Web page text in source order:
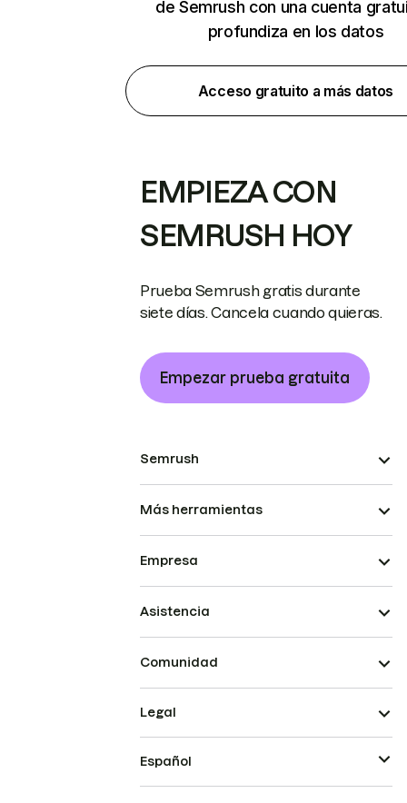
de Semrush con una cuenta
profundiza en los datos
Acceso gratuito a más datos
EMPIEZA CON
SEMRUSH HOY
Prueba Semrush gratis durante
siete días. Cancela cuando quieras.
Empezar prueba gratuita
Semrush
Más herramientas
Empresa
Asistencia
Comunidad
Legal
Español